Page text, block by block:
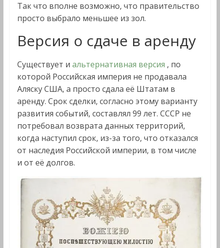
Так что вполне возможно, что правительство
просто выбрало меньшее из зол.
Версия о сдаче в аренду
Существует и альтернативная версия , по
которой Российская империя не продавала
Аляску США, а просто сдала её Штатам в
аренду. Срок сделки, согласно этому варианту
развития событий, составлял 99 лет. СССР не
потребовал возврата данных территорий,
когда наступил срок, из-за того, что отказался
от наследия Российской империи, в том числе
и от её долгов.